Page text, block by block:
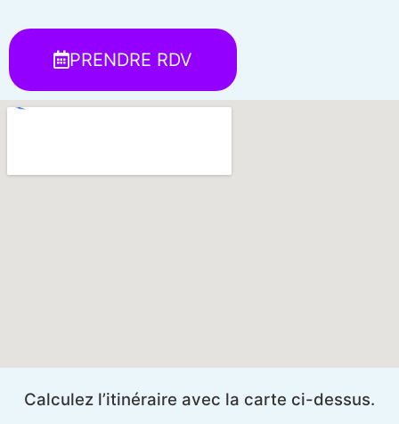
PRENDRE RDV
Calculez l’itinéraire avec la carte ci-dessus.